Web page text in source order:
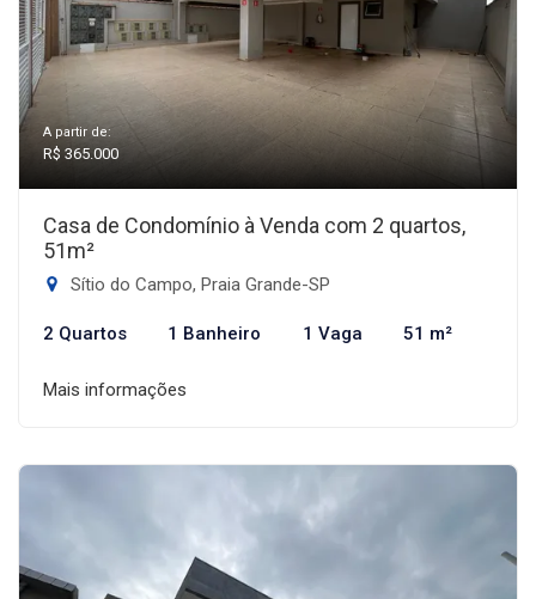
A partir de:
R$ 365.000
Casa de Condomínio à Venda com 2 quartos,
51m²
Sítio do Campo, Praia Grande-SP
2 Quartos 1 Banheiro 1 Vaga 51 m²
Mais informações